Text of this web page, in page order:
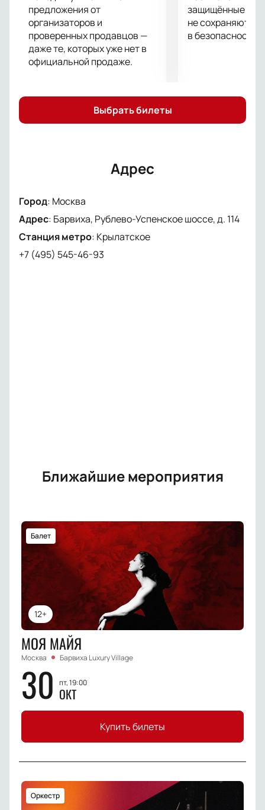
премьеры «Святым тут не место» в Барвихе можно
у нас на сайте.
предложения от
организаторов и
проверенных продавцов —
даже те, которых уже нет в
официальной продаже.
защищённые
не сохраняются
в безопасности.
Выбрать билеты
Адрес
Город: Москва
Адрес: Барвиха, Рублево-Успенское шоссе, д. 114
Станция метро: Крылатское
+7 (495) 545-46-93
Ближайшие мероприятия
12+
Балет
МОЯ МАЙЯ
Москва Барвиха Luxury Village
30 пт, 19:00
ОКТ
Купить билеты
Оркестр